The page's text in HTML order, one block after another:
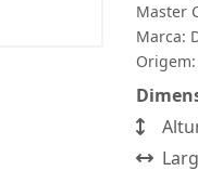
Master
Marca: